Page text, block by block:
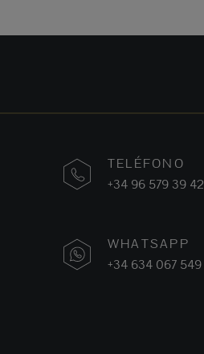
TELÉFONO
+34 96 579 39 42
WHATSAPP
+34 634 067 549